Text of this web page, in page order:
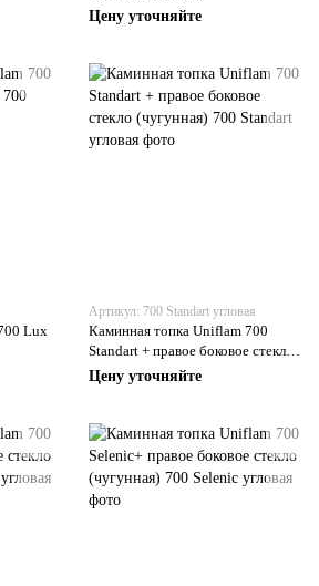
Цену уточняйте
Lux
Артикул: 700 Standart угловая
Каминная топка Uniflam 700
Standart + правое боковое стекло
(чугунная)
Цену уточняйте